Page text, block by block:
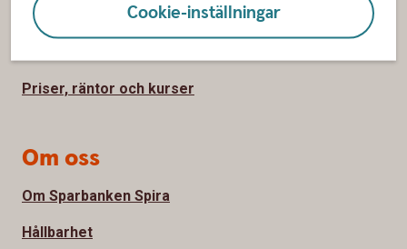
Cookie-inställningar
Hitta bankkontor
Priser, räntor och kurser
Om oss
Om Sparbanken Spira
Hållbarhet